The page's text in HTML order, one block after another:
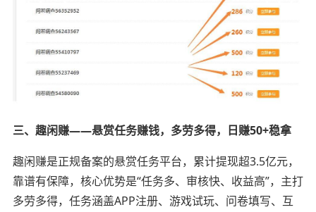
三、趣闲赚——悬赏任务赚钱，多劳多得，日赚50+稳拿
趣闲赚是正规备案的悬赏任务平台，累计提现超3.5亿元，
靠谱有保障，核心优势是“任务多、审核快、收益高”，主打
多劳多得，任务涵盖APP注册、游戏试玩、问卷填写、互